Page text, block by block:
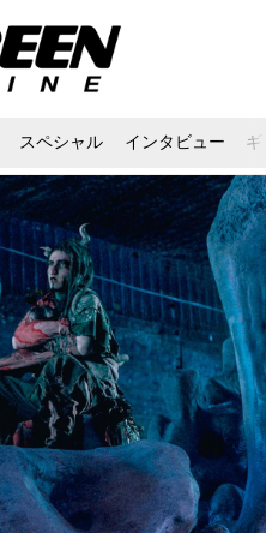
スペシャル インタビュー